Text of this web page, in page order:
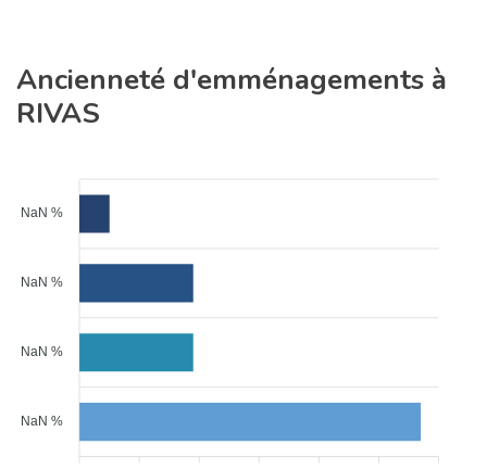
Ancienneté d'emménagements à
RIVAS
NaN %
NaN %
NaN %
NaN %